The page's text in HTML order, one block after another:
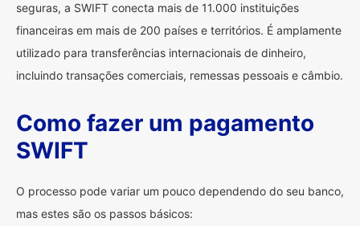
seguras, a SWIFT conecta mais de 11.000 instituições
financeiras em mais de 200 países e territórios. É amplamente
utilizado para transferências internacionais de dinheiro,
incluindo transações comerciais, remessas pessoais e câmbio.
Como fazer um pagamento
SWIFT
O processo pode variar um pouco dependendo do seu banco,
mas estes são os passos básicos: